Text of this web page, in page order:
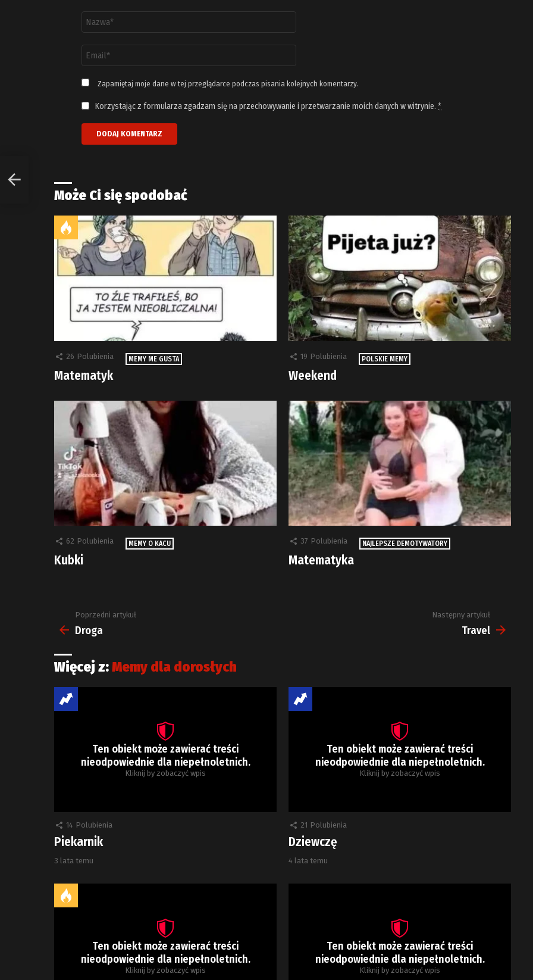
email
*
Zapamiętaj moje dane w tej przeglądarce podczas pisania kolejnych komentarzy.
Korzystając z formularza zgadzam się na przechowywanie i przetwarzanie moich danych w witrynie. *
Może Ci się spodobać
26 Polubienia MEMY ME GUSTA
Matematyk
19 Polubienia POLSKIE MEMY
Weekend
62 Polubienia MEMY O KACU
Kubki
37 Polubienia NAJLEPSZE DEMOTYWATORY
Matematyka
Zobacz
więcej
Poprzedni artykuł
Droga
Następny artykuł
Travel
Więcej z:Memy dla dorosłych
Ten obiekt może zawierać treści
nieodpowiednie dla niepełnoletnich.
Kliknij by zobaczyć wpis
14 Polubienia
Piekarnik
3 lata temu
Ten obiekt może zawierać treści
nieodpowiednie dla niepełnoletnich.
Kliknij by zobaczyć wpis
21 Polubienia
Dziewczę
4 lata temu
Ten obiekt może zawierać treści
nieodpowiednie dla niepełnoletnich.
Kliknij by zobaczyć wpis
Ten obiekt może zawierać treści
nieodpowiednie dla niepełnoletnich.
Kliknij by zobaczyć wpis